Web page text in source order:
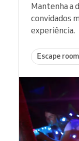
Mantenha a
convidados
experiência.
Escape